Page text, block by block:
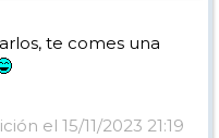
te comes una
el 15/11/2023 21:19